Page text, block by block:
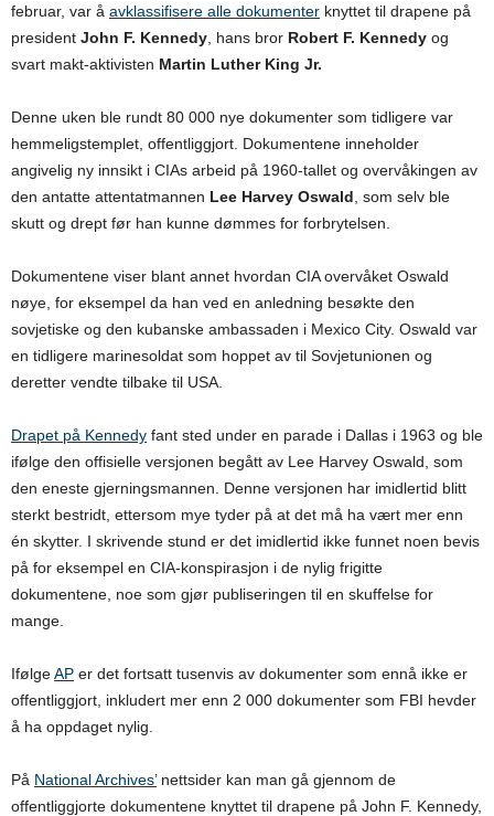
februar, var å avklassifisere alle dokumenter knyttet til drapene på
president John F. Kennedy , hans bror Robert F. Kennedy og
svart makt-aktivisten Martin Luther King Jr.
Denne uken ble rundt 80 000 nye dokumenter som tidligere var
hemmeligstemplet, offentliggjort. Dokumentene inneholder
angivelig ny innsikt i CIAs arbeid på 1960-tallet og overvåkingen av
den antatte attentatmannen Lee Harvey Oswald , som selv ble
skutt og drept før han kunne dømmes for forbrytelsen.
Dokumentene viser blant annet hvordan CIA overvåket Oswald
nøye, for eksempel da han ved en anledning besøkte den
sovjetiske og den kubanske ambassaden i Mexico City. Oswald var
en tidligere marinesoldat som hoppet av til Sovjetunionen og
deretter vendte tilbake til USA.
Drapet på Kennedy fant sted under en parade i Dallas i 1963 og ble
ifølge den offisielle versjonen begått av Lee Harvey Oswald, som
den eneste gjerningsmannen. Denne versjonen har imidlertid blitt
sterkt bestridt, ettersom mye tyder på at det må ha vært mer enn
én skytter. I skrivende stund er det imidlertid ikke funnet noen bevis
på for eksempel en CIA-konspirasjon i de nylig frigitte
dokumentene, noe som gjør publiseringen til en skuffelse for
mange.
IfølgeAP er det fortsatt tusenvis av dokumenter som ennå ikke er
offentliggjort, inkludert mer enn 2 000 dokumenter som FBI hevder
å ha oppdaget nylig.
På National Archives’nettsider kan man gå gjennom de
offentliggjorte dokumentene knyttet til drapene på John F. Kennedy,